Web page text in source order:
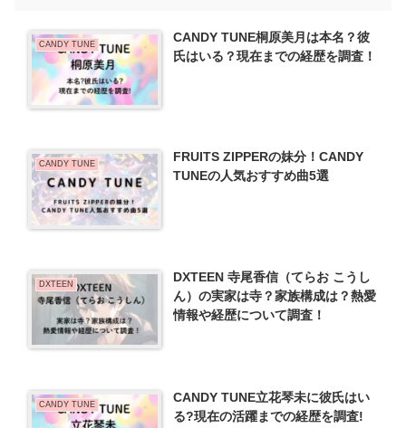
CANDY TUNE
CANDY TUNE桐原美月は本名？彼
氏はいる？現在までの経歴を調査！
CANDY TUNE
FRUITS ZIPPERの妹分！CANDY
TUNEの人気おすすめ曲5選
DXTEEN
DXTEEN 寺尾香信（てらお こうし
ん）の実家は寺？家族構成は？熱愛
情報や経歴について調査！
CANDY TUNE
CANDY TUNE立花琴未に彼氏はい
る?現在の活躍までの経歴を調査!